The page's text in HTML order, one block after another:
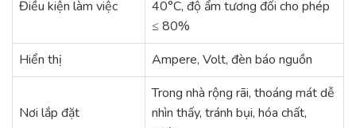
Điều kiện làm việc
40°C, độ ẩm tương đối cho phép
≤ 80%
Hiển thị
Ampere, Volt, đèn báo nguồn
Nơi lắp đặt
Trong nhà rộng rãi, thoáng mát dễ
nhìn thấy, tránh bụi, hóa chất,